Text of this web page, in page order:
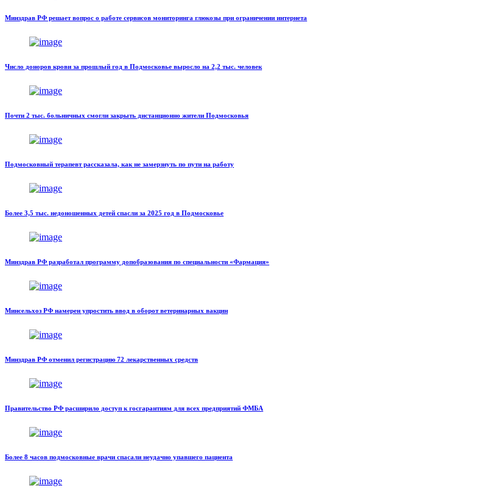
Минздрав РФ решает вопрос о работе сервисов мониторинга глюкозы при ограничении интернета
Число доноров крови за прошлый год в Подмосковье выросло на 2,2 тыс. человек
Почти 2 тыс. больничных смогли закрыть дистанционно жители Подмосковья
Подмосковный терапевт рассказала, как не замерзнуть по пути на работу
Более 3,5 тыс. недоношенных детей спасли за 2025 год в Подмосковье
Минздрав РФ разработал программу допобразования по специальности «Фармация»
Минсельхоз РФ намерен упростить ввод в оборот ветеринарных вакцин
Минздрав РФ отменил регистрацию 72 лекарственных средств
Правительство РФ расширило доступ к госгарантиям для всех предприятий ФМБА
Более 8 часов подмосковные врачи спасали неудачно упавшего пациента